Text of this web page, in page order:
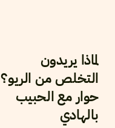
لماذا يريدون
التخلص من الريو؟
حوار مع الحبيب
بالهادي